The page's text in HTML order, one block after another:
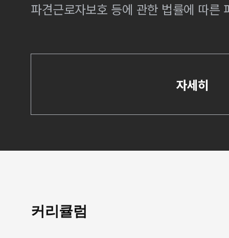
파견근로자보호 등에 관한 법률에 따른
자세히
커리큘럼